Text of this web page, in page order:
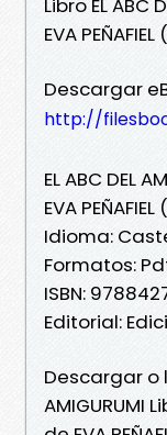
Libro EL ABC
EVA
Descargar
http://
EL ABC DEL
EVA
Idioma:
Formatos:
ISBN:
Editorial:
Descargar o
AMIGURUMI